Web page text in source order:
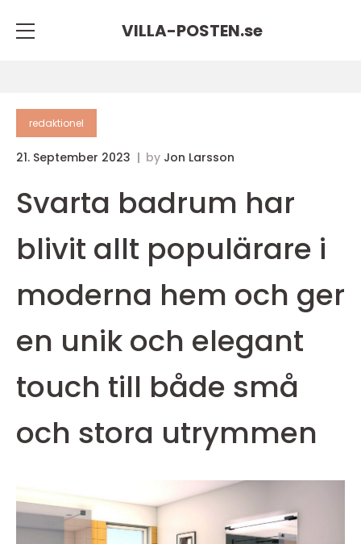
VILLA-POSTEN.se
redaktionel
21. September 2023 by Jon Larsson
Svarta badrum har
blivit allt populärare i
moderna hem och ger
en unik och elegant
touch till både små
och stora utrymmen